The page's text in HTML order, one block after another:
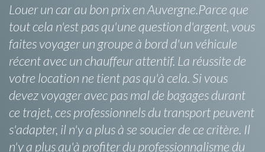
Louer un car au bon prix en Auvergne.Parce que
tout cela n'est pas qu'une question d'argent, vous
faites voyager un groupe à bord d'un véhicule
récent avec un chauffeur attentif. La réussite de
votre location ne tient pas qu'à cela. Si vous
devez voyager avec pas mal de bagages durant
ce trajet, ces professionnels du transport peuvent
s'adapter, il n'y a plus à se soucier de ce critère. Il
n'y a plus qu'à profiter du professionnalisme du